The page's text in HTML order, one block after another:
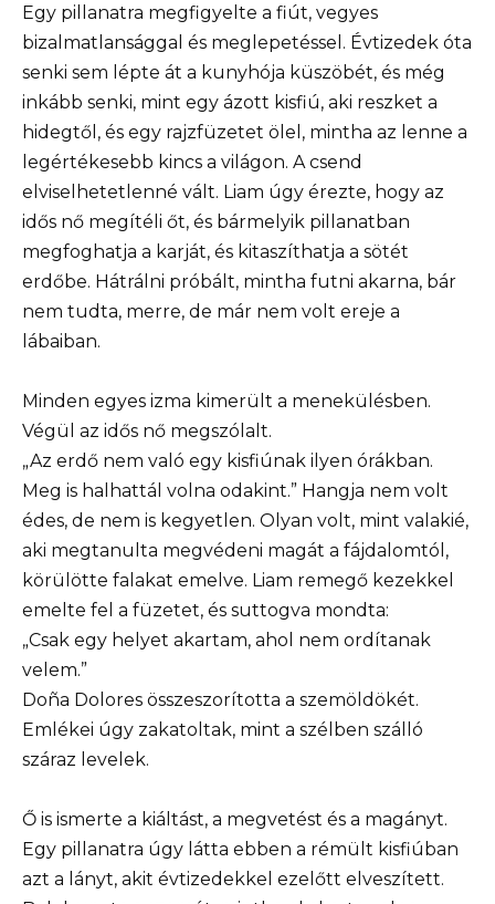
Egy pillanatra megfigyelte a fiút, vegyes
bizalmatlansággal és meglepetéssel. Évtizedek óta
senki sem lépte át a kunyhója küszöbét, és még
inkább senki, mint egy ázott kisfiú, aki reszket a
hidegtől, és egy rajzfüzetet ölel, mintha az lenne a
legértékesebb kincs a világon. A csend
elviselhetetlenné vált. Liam úgy érezte, hogy az
idős nő megítéli őt, és bármelyik pillanatban
megfoghatja a karját, és kitaszíthatja a sötét
erdőbe. Hátrálni próbált, mintha futni akarna, bár
nem tudta, merre, de már nem volt ereje a
lábaiban.
Minden egyes izma kimerült a menekülésben.
Végül az idős nő megszólalt.
„Az erdő nem való egy kisfiúnak ilyen órákban.
Meg is halhattál volna odakint.” Hangja nem volt
édes, de nem is kegyetlen. Olyan volt, mint valakié,
aki megtanulta megvédeni magát a fájdalomtól,
körülötte falakat emelve. Liam remegő kezekkel
emelte fel a füzetet, és suttogva mondta:
„Csak egy helyet akartam, ahol nem ordítanak
velem.”
Doña Dolores összeszorította a szemöldökét.
Emlékei úgy zakatoltak, mint a szélben szálló
száraz levelek.
Ő is ismerte a kiáltást, a megvetést és a magányt.
Egy pillanatra úgy látta ebben a rémült kisfiúban
azt a lányt, akit évtizedekkel ezelőtt elveszített.